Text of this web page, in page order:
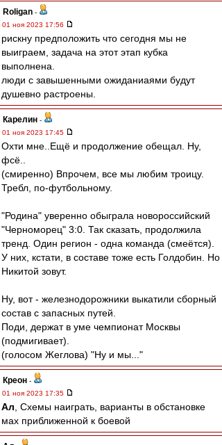
Roligan -
01 ноя 2023 17:56
рискну предположить что сегодня мы не
выиграем, задача на этот этап кубка
выполнена.
люди с завышенными ожиданиаями будут
душевно растроены.
Карелин -
01 ноя 2023 17:45
Охти мне..Ещё и продолжение обещал. Ну,
фсё..
(смиренно) Впрочем, все мы любим троицу.
Требл, по-футбольному.
"Родина" уверенно обыграла новороссийский
"Черноморец" 3:0. Так сказать, продолжила
тренд. Один регион - одна команда (смеётся).
У них, кстати, в составе тоже есть Голдобин. Но
Никитой зовут.
Ну, вот - железнодорожники выкатили сборный
состав с запасных путей.
Поди, держат в уме чемпионат Москвы
(подмигивает).
(голосом Жеглова) "Ну и мы..."
Креон -
01 ноя 2023 17:35
Ал , Схемы наиграть, варианты в обстановке
мах приближенной к боевой